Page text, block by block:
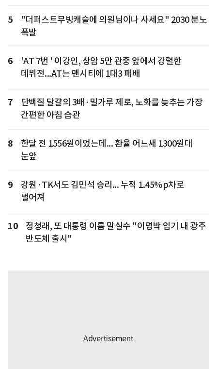
5
"더퍼스트무빙캐슬에 의원님이나 사세요" 2030 분노
폭발
6
'AT 7번 ' 이강인, 상암 5만 관중 앞에서 강렬한
데뷔전...AT는 맨시티에 1대3 패배
7
단백질 달걀의 3배·밀가루 제로, 노화를 늦추는 가장
간편한 아침 습관
8
한달 전 1556원이었는데... 환율 어느새 1300원대
눈앞
9
강원·TK서도 김민석 승리... 누적 1.45%p차로
벌어져
10
정청래, 또 대통령 이름 말실수 "이명박 임기 내 광주
반도체 출시"